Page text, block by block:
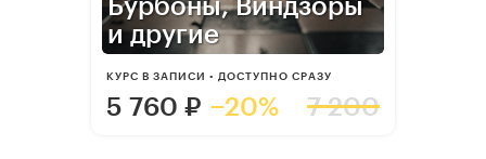
Бурбоны, Виндзоры
и другие
КУРС В ЗАПИСИ • ДОСТУПНО СРАЗУ
5 760 ₽ −20% 7 200